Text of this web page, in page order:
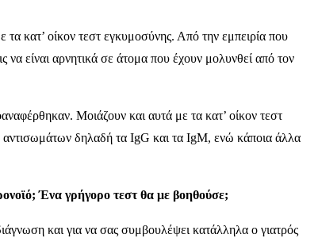
τα κατ’ οίκον τεστ εγκυμοσύνης. Από την εμπειρία που
να είναι αρνητικά σε άτομα που έχουν μολυνθεί από τον
Μοιάζουν και αυτά με τα κατ’ οίκον τεστ
αντισωμάτων δηλαδή τα IgG και τα IgM, ενώ κάποια άλλα
Ένα γρήγορο τεστ θα με βοηθούσε;
και για να σας συμβουλέψει κατάλληλα ο γιατρός